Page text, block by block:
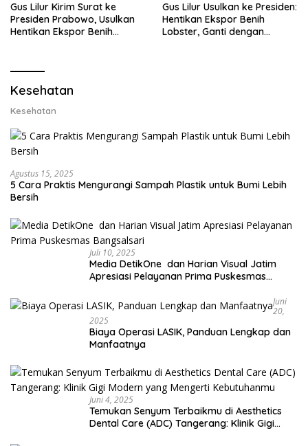
Gus Lilur Kirim Surat ke
Presiden Prabowo, Usulkan
Hentikan Ekspor Benih
Gus Lilur Usulkan ke Presiden:
Hentikan Ekspor Benih
Lobster, Ganti dengan
Kesehatan
Kesehatan
Agustus 15, 2025
5 Cara Praktis Mengurangi Sampah Plastik untuk Bumi Lebih
Bersih
Juli 10, 2025
Media DetikOne dan Harian Visual Jatim
Apresiasi Pelayanan Prima Puskesmas
Juni
20,
2025
Biaya Operasi LASIK, Panduan Lengkap dan
Manfaatnya
Juni 4, 2025
Temukan Senyum Terbaikmu di Aesthetics
Dental Care (ADC) Tangerang: Klinik Gigi